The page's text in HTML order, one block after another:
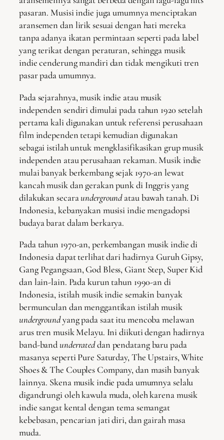
pasaran. Musisi indie juga umumnya menciptakan
aransemen dan lirik sesuai dengan hati mereka
tanpa adanya ikatan permintaan seperti pada label
yang terikat dengan peraturan, sehingga musik
indie cenderung mandiri dan tidak mengikuti tren
pasar pada umumnya.
Pada sejarahnya, musik indie atau musik
independen sendiri dimulai pada tahun 1920 setelah
pertama kali digunakan untuk referensi perusahaan
film independen tetapi kemudian digunakan
sebagai istilah untuk mengklasifikasikan grup musik
independen atau perusahaan rekaman. Musik indie
mulai banyak berkembang sejak 1970-an lewat
kancah musik dan gerakan punk di Inggris yang
dilakukan secaraundergroundatau bawah tanah. Di
Indonesia, kebanyakan musisi indie mengadopsi
budaya barat dalam berkarya.
Pada tahun 1970-an, perkembangan musik indie di
Indonesia dapat terlihat dari hadirnya Guruh Gipsy,
Gang Pegangsaan, God Bless, Giant Step, Super Kid
dan lain-lain. Pada kurun tahun 1990-an di
Indonesia, istilah musik indie semakin banyak
bermunculan dan menggantikan istilah musik
undergroundyang pada saat itu mencoba melawan
arus tren musik Melayu. Ini diikuti dengan hadirnya
band-bandunderrateddan pendatang baru pada
masanya seperti Pure Saturday, The Upstairs, White
Shoes & The Couples Company, dan masih banyak
lainnya. Skena musik indie pada umumnya selalu
digandrungi oleh kawula muda, oleh karena musik
indie sangat kental dengan tema semangat
kebebasan, pencarian jati diri, dan gairah masa
muda.